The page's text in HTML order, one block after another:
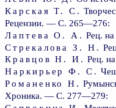
Карская Т. С.
Рецензии. — С. 265—276:
Лаптева О. А. Рец.
Стрекалова З. Н.
Кравцов Н. И. Рец.
Наркирьер Ф. С.
Романенко Н.
Хроника. — С. 277—279: